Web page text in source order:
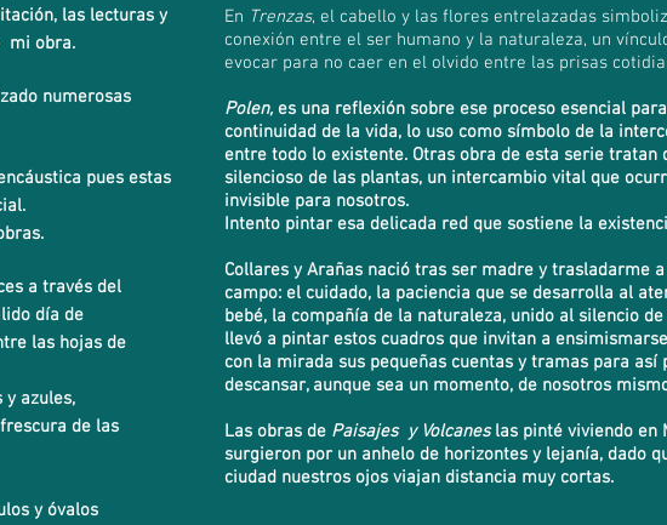
a través del
día de
las hojas de
azules,
de las
y óvalos
En Trenzas, el cabello y las flores entrelazadas
conexión entre el ser humano y la naturaleza, un
evocar para no caer en el olvido entre las prisas
Polen, es una reflexión sobre ese proceso esencial
continuidad de la vida, lo uso como símbolo de la
entre todo lo existente. Otras obra de esta serie tratan
silencioso de las plantas, un intercambio vital que
invisible para nosotros.
Intento pintar esa delicada red que sostiene la
Collares y Arañas nació tras ser madre y trasladarme
campo: el cuidado, la paciencia que se desarrolla al
bebé, la compañía de la naturaleza, unido al silencio
llevó a pintar estos cuadros que invitan a
con la mirada sus pequeñas cuentas y tramas para así
descansar, aunque sea un momento, de nosotros
Las obras de Paisajes y Volcaneslas pinté viviendo en
surgieron por un anhelo de horizontes y lejanía, dado
ciudad nuestros ojos viajan distancia muy cortas.
las lecturas y
mi obra.
numerosas
pues estas